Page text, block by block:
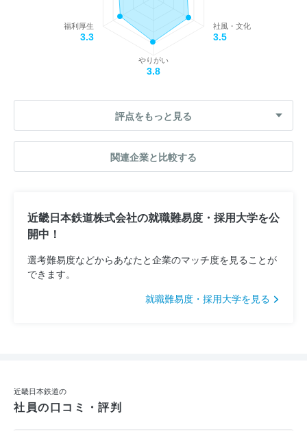
社風・文化
3.5
やりがい
3.8
福利厚生
3.3
評点をもっと見る
関連企業と比較する
近畿日本鉄道株式会社の就職難易度・採用大学を公
開中！
選考難易度などからあなたと企業のマッチ度を見ることが
できます。
就職難易度・採用大学を見る
近畿日本鉄道の
社員の口コミ・評判